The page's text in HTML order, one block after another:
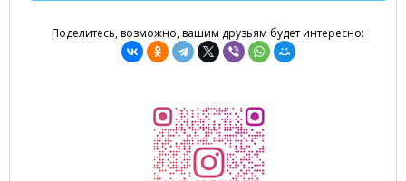
Поделитесь, возможно, вашим друзьям будет интересно: